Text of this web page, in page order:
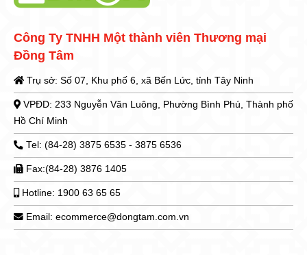
Công Ty TNHH Một thành viên Thương mại
Đồng Tâm
Trụ sở: Số 07, Khu phố 6, xã Bến Lức, tỉnh Tây Ninh
VPĐD: 233 Nguyễn Văn Luông, Phường Bình Phú, Thành phố
Hồ Chí Minh
Tel: (84-28) 3875 6535 - 3875 6536
Fax:(84-28) 3876 1405
Hotline: 1900 63 65 65
Email: ecommerce@dongtam.com.vn